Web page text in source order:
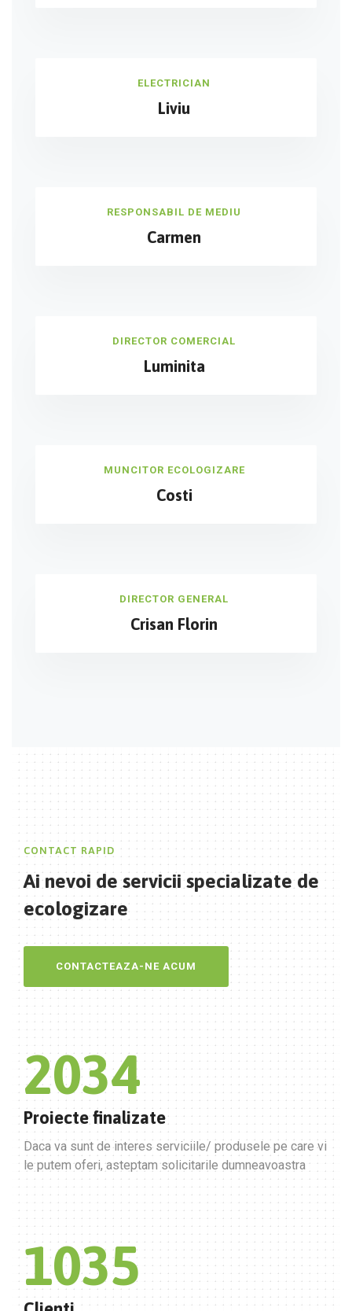
ELECTRICIAN
Liviu
RESPONSABIL DE MEDIU
Carmen
DIRECTOR COMERCIAL
Luminita
MUNCITOR ECOLOGIZARE
Costi
DIRECTOR GENERAL
Crisan Florin
CONTACT RAPID
Ai nevoi de serviciispecializate de
ecologizare
CONTACTEAZA-NE ACUM
2034
Proiecte finalizate
Daca va sunt de interes serviciile/ produsele pe care vi
le putem oferi, asteptam solicitarile dumneavoastra
1035